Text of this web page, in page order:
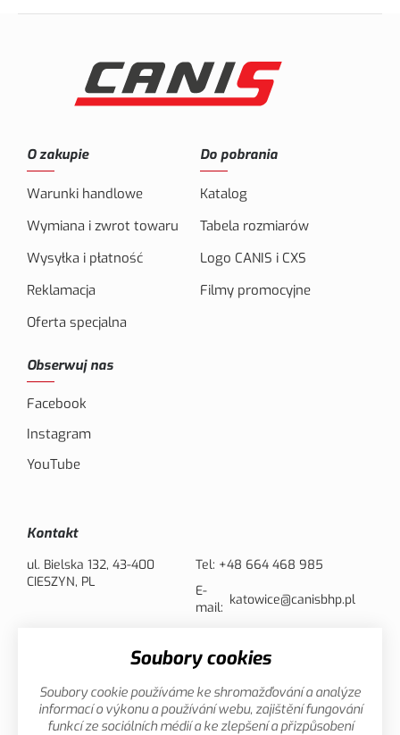
O zakupie
Warunki handlowe
Wymiana i zwrot towaru
Wysyłka i płatność
Reklamacja
Oferta specjalna
Do pobrania
Katalog
Tabela rozmiarów
Logo CANIS i CXS
Filmy promocyjne
Obserwuj nas
Facebook
Instagram
YouTube
Kontakt
ul. Bielska 132, 43-400
CIESZYN, PL
Tel: +48 664 468 985
E-
mail: katowice@canisbhp.pl
Soubory cookies
Soubory cookie používáme ke shromažďování a analýze
informací o výkonu a používání webu, zajištění fungování
funkcí ze sociálních médií a ke zlepšení a přizpůsobení